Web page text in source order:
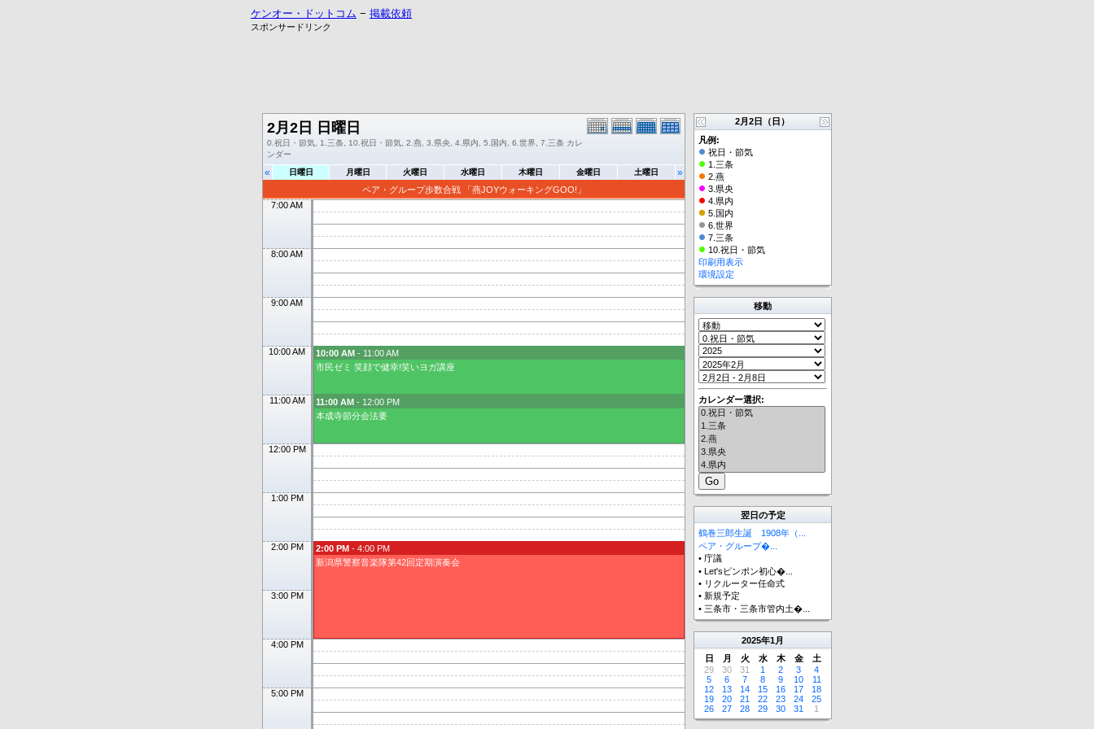
ケンオー・ドットコム − 掲載依頼
スポンサードリンク
2月2日 日曜日
0.祝日・節気, 1.三条, 10.祝日・節気, 2.燕, 3.県央, 4.県内, 5.国内, 6.世界, 7.三条 カレ
ンダー
« 日曜日 月曜日 火曜日 水曜日 木曜日 金曜日 土曜日 »
ペア・グループ歩数合戦 「燕JOYウォーキングGOO!」
7:00 AM
8:00 AM
9:00 AM
10:00 AM 10:00 AM - 11:00 AM
市民ゼミ 笑顔で健幸!笑いヨガ講座
11:00 AM 11:00 AM - 12:00 PM
本成寺節分会法要
12:00 PM
1:00 PM
2:00 PM 2:00 PM - 4:00 PM
新潟県警察音楽隊第42回定期演奏会
3:00 PM
4:00 PM
5:00 PM
2月2日（日）
凡例:
祝日・節気
1.三条
2.燕
3.県央
4.県内
5.国内
6.世界
7.三条
10.祝日・節気
印刷用表示
環境設定
移動
カレンダー選択:
翌日の予定
鶴巻三郎生誕 1908年（...
ペア・グループ�...
• 庁議
• Let'sピンポン初心�...
• リクルーター任命式
• 新規予定
• 三条市・三条市管内土�...
2025年1月
日
月 火 水 木 金
土
29
30 31 1 2 3
4
5
6 7 8 9 10
11
12
13 14 15 16 17
18
19
20 21 22 23 24
25
26
27 28 29 30 31 1